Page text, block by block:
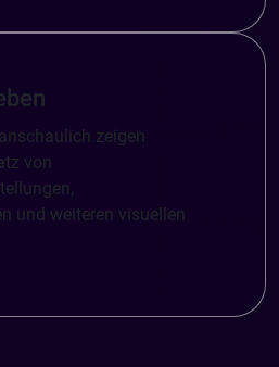
zeigen
von
und weiteren visuellen